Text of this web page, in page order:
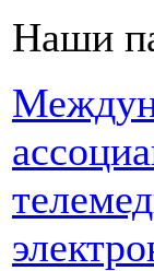
Наши